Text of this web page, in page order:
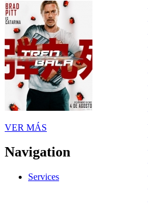
VER MÁS
Navigation
Services